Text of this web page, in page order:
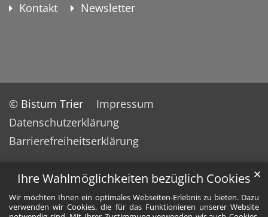
Ihre Wahlmöglichkeiten bezüglich Cookies
Wir möchten Ihnen ein optimales Webseiten-Erlebnis zu bieten. Dazu
verwenden wir Cookies, die für das Funktionieren unserer Website
✕
Kontakt Newsletter
© Bistum Trier
Impressum
Datenschutzerklärung
Barrierefreiheitserklärung